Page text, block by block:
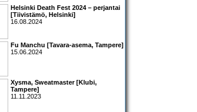
Helsinki Death Fest 2024 – perjantai
[Tiivistämö, Helsinki]
16.08.2024
Fu Manchu [Tavara-asema, Tampere]
15.06.2024
Xysma, Sweatmaster [Klubi,
Tampere]
11.11.2023